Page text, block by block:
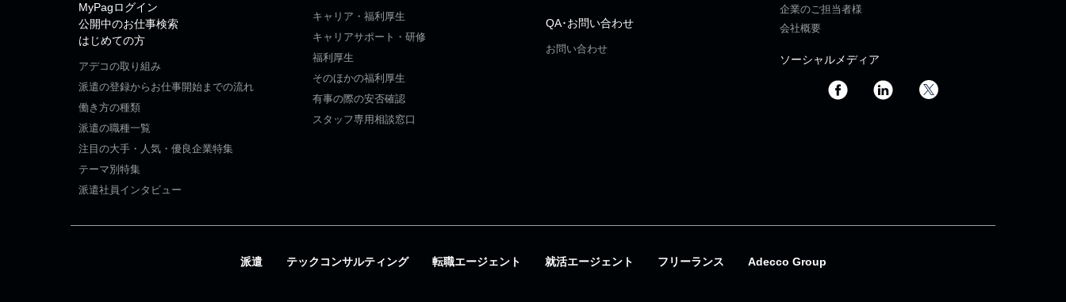
MyPagログイン
公開中のお仕事検索
はじめての方
アデコの取り組み
派遣の登録からお仕事開始までの流れ
働き方の種類
派遣の職種一覧
注目の大手・人気・優良企業特集
テーマ別特集
派遣社員インタビュー
キャリア・福利厚生
キャリアサポート・研修
福利厚生
そのほかの福利厚生
有事の際の安否確認
スタッフ専用相談窓口
QA･お問い合わせ
お問い合わせ
企業のご担当者様
会社概要
ソーシャルメディア
派遣 テックコンサルティング 転職エージェント 就活エージェント フリーランス Adecco Group